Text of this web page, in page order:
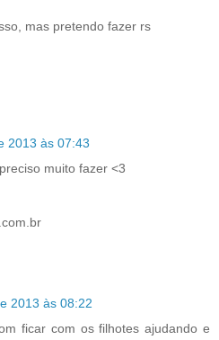
mas pretendo fazer rs
2013 às 07:43
muito fazer <3
2013 às 08:22
ficar com os filhotes ajudando e